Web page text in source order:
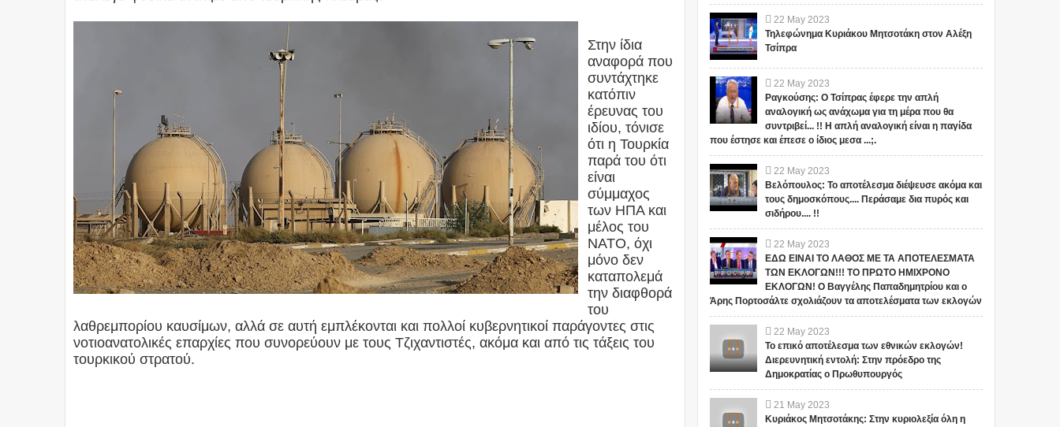
Στην ίδια
αναφορά που
συντάχτηκε
κατόπιν
έρευνας του
ιδίου, τόνισε
ότι η Τουρκία
παρά του ότι
είναι
σύμμαχος
των ΗΠΑ και
μέλος του
ΝΑΤΟ, όχι
μόνο δεν
καταπολεμά
την διαφθορά
του
λαθρεμπορίου καυσίμων, αλλά σε αυτή εμπλέκονται και πολλοί κυβερνητικοί παράγοντες στις
νοτιοανατολικές επαρχίες που συνορεύουν με τους Τζιχαντιστές, ακόμα και από τις τάξεις του
τουρκικού στρατού.
22 May 2023
Τηλεφώνημα Κυριάκου Μητσοτάκη στον Αλέξη
Τσίπρα
22 May 2023
Ραγκούσης: Ο Τσίπρας έφερε την απλή
αναλογική ως ανάχωμα για τη μέρα που θα
συντριβεί... !! Η απλή αναλογική είναι η παγίδα
που έστησε και έπεσε ο ίδιος μεσα ...;.
22 May 2023
Βελόπουλος: Το αποτέλεσμα διέψευσε ακόμα και
τους δημοσκόπους.... Περάσαμε δια πυρός και
σιδήρου.... !!
22 May 2023
ΕΔΩ ΕΙΝΑΙ ΤΟ ΛΑΘΟΣ ΜΕ ΤΑ ΑΠΟΤΕΛΕΣΜΑΤΑ
ΤΩΝ ΕΚΛΟΓΩΝ!!! ΤΟ ΠΡΩΤΟ ΗΜΙΧΡΟΝΟ
ΕΚΛΟΓΩΝ! Ο Βαγγέλης Παπαδημητρίου και ο
Άρης Πορτοσάλτε σχολιάζουν τα αποτελέσματα των εκλογών
22 May 2023
Το επικό αποτέλεσμα των εθνικών εκλογών!
Διερευνητική εντολή: Στην πρόεδρο της
Δημοκρατίας ο Πρωθυπουργός
21 May 2023
Κυριάκος Μητσοτάκης: Στην κυριολεξία όλη η